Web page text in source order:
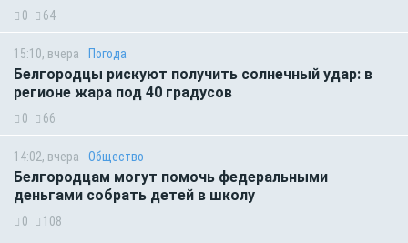
0 64
15:10, вчера Погода
Белгородцы рискуют получить солнечный удар: в
регионе жара под 40 градусов
0 66
14:02, вчера Общество
Белгородцам могут помочь федеральными
деньгами собрать детей в школу
0 108